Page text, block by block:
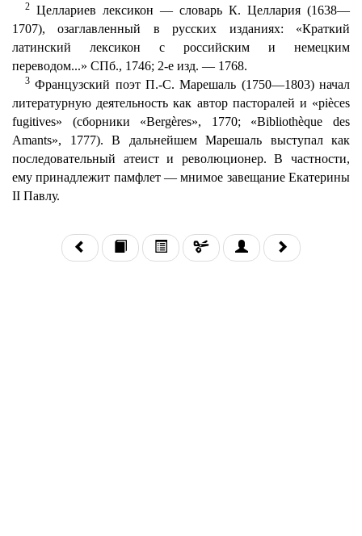
2 Целлариев лексикон — словарь К. Целлария (1638—
1707), озаглавленный в русских изданиях: «Краткий
латинский лексикон с российским и немецким
переводом...» СПб., 1746; 2-е изд. — 1768.
3 Французский поэт П.-С. Марешаль (1750—1803) начал
литературную деятельность как автор пасторалей и «pièces
fugitives» (сборники «Bergères», 1770; «Bibliothèque des
Amants», 1777). В дальнейшем Марешаль выступал как
последовательный атеист и революционер. В частности,
ему принадлежит памфлет — мнимое завещание Екатерины
II Павлу.